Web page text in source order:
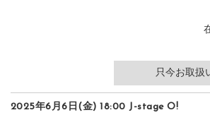
只今お取扱
2025年6月6日(金) 18:00 J-stage O!